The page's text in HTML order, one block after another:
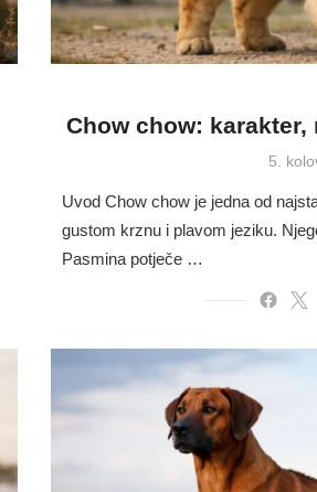
Chow chow:
Posted
5.
Uvod Chow chow je jedna od
gustom krznu i plavom jeziku.
Pasmina potječe …